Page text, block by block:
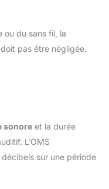
ou du sans fil, la
pas être négligée.
sonore et la durée
L’OMS
sur une période